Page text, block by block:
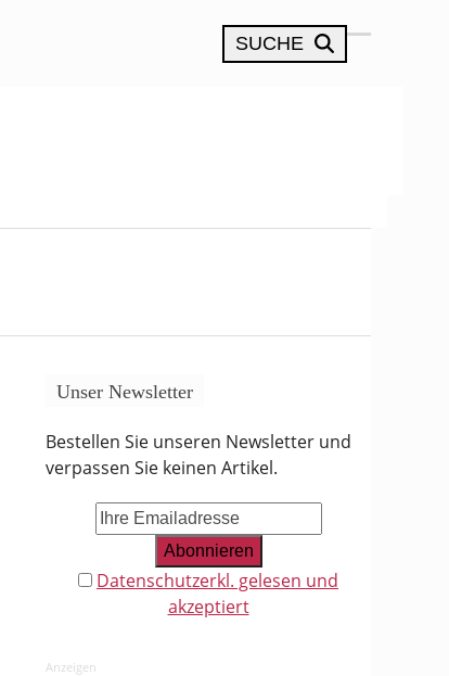
SUCHE
Open
Close
Unser Newsletter
Bestellen Sie unseren Newsletter und
verpassen Sie keinen Artikel.
Datenschutzerkl. gelesen und
akzeptiert
Anzeigen